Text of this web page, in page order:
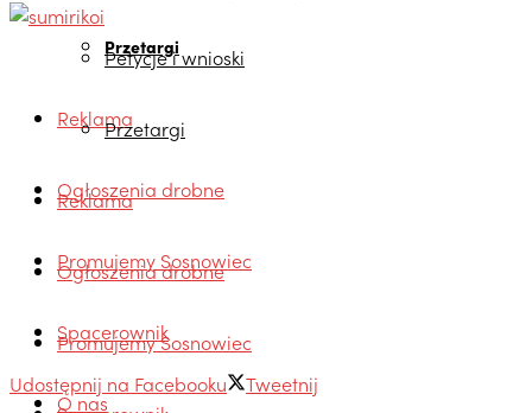
Przetargi
Reklama
Ogłoszenia drobne
Promujemy Sosnowiec
Spacerownik
O nas
Petycje i wnioski
Przetargi
Reklama
Ogłoszenia drobne
Promujemy Sosnowiec
Udostępnij na Facebooku
Tweetnij